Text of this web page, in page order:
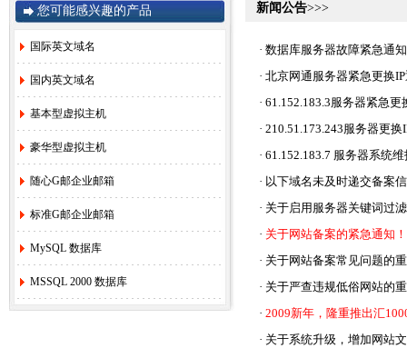
您可能感兴趣的产品
国际英文域名
国内英文域名
基本型虚拟主机
豪华型虚拟主机
随心G邮企业邮箱
标准G邮企业邮箱
MySQL 数据库
MSSQL 2000 数据库
新闻公告>>>
· 数据库服务器故障紧急通
· 北京网通服务器紧急更换
· 61.152.183.3服务器紧急更
· 210.51.173.243服务器更换
· 61.152.183.7 服务器系统
· 以下域名未及时递交备案
· 关于启用服务器关键词过
· 关于网站备案的紧急通知！
· 关于网站备案常见问题的
· 关于严查违规低俗网站的
· 2009新年，隆重推出汇
· 关于系统升级，增加网站